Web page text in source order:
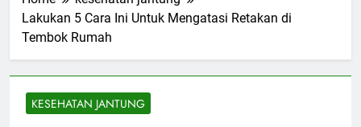
Lakukan 5 Cara Ini Untuk Mengatasi Retakan di
Tembok Rumah
KESEHATAN JANTUNG